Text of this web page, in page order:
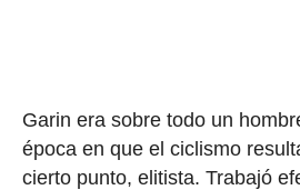
Garin era sobre todo un
época en que el ciclismo
cierto punto, elitista. Trabajó